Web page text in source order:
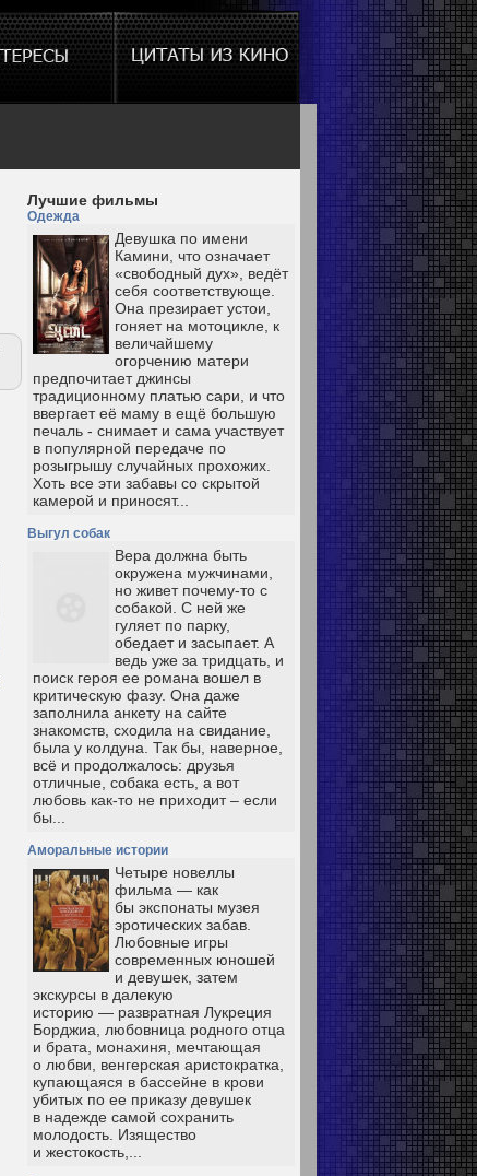
Лучшие фильмы
Одежда
Девушка по имени
Камини, что означает
«свободный дух», ведёт
себя соответствующе.
Она презирает устои,
гоняет на мотоцикле, к
величайшему
огорчению матери
предпочитает джинсы
традиционному платью сари, и что
ввергает её маму в ещё большую
печаль - снимает и сама участвует
в популярной передаче по
розыгрышу случайных прохожих.
Хоть все эти забавы со скрытой
камерой и приносят...
Выгул собак
Вера должна быть
окружена мужчинами,
но живет почему-то с
собакой. С ней же
гуляет по парку,
обедает и засыпает. А
ведь уже за тридцать, и
поиск героя ее романа вошел в
критическую фазу. Она даже
заполнила анкету на сайте
знакомств, сходила на свидание,
была у колдуна. Так бы, наверное,
всё и продолжалось: друзья
отличные, собака есть, а вот
любовь как-то не приходит – если
бы...
Аморальные истории
Четыре новеллы
фильма — как
бы экспонаты музея
эротических забав.
Любовные игры
современных юношей
и девушек, затем
экскурсы в далекую
историю — развратная Лукреция
Борджиа, любовница родного отца
и брата, монахиня, мечтающая
о любви, венгерская аристократка,
купающаяся в бассейне в крови
убитых по ее приказу девушек
в надежде самой сохранить
молодость. Изящество
и жестокость,...